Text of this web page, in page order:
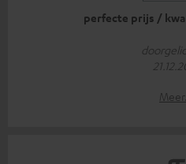
perfecte prijs /
Meer...